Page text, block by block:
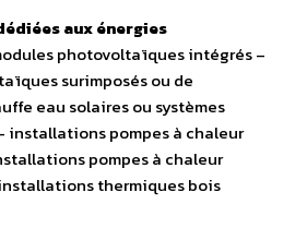
aux énergies
photovoltaïques intégrés –
surimposés ou de
eau solaires ou systèmes
installations pompes à chaleur
pompes à chaleur
thermiques bois